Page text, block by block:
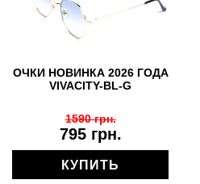
ОЧКИ НОВИНКА 2026 ГОДА
VIVACITY-BL-G
795 грн.
1590 грн.
КУПИТЬ